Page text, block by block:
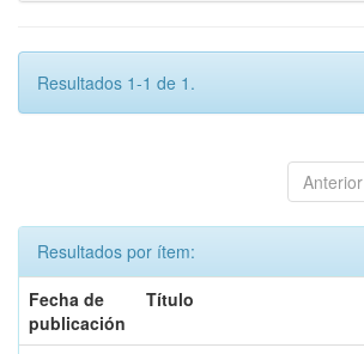
Resultados 1-1 de 1.
Anterior
Resultados por ítem:
Fecha de
publicación
Título